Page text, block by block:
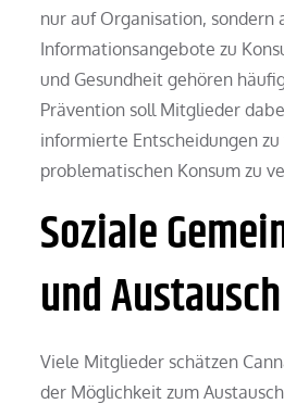
nur auf Organisation, sondern
Informationsangebote zu
und Gesundheit gehören
Prävention soll Mitglieder
informierte Entscheidungen
problematischen Konsum zu
Soziale
und Austausch
Viele Mitglieder schätzen
der Möglichkeit zum